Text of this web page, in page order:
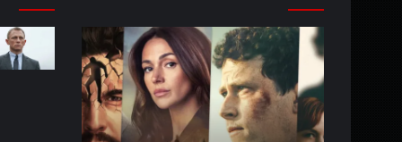
8
عروض
خيال
علمي
مذهلة
بصريًا
سلسلة
Batman
والمزيد
من
إصدارات